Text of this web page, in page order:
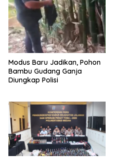
Modus Baru Jadikan, Pohon
Bambu Gudang Ganja
Diungkap Polisi